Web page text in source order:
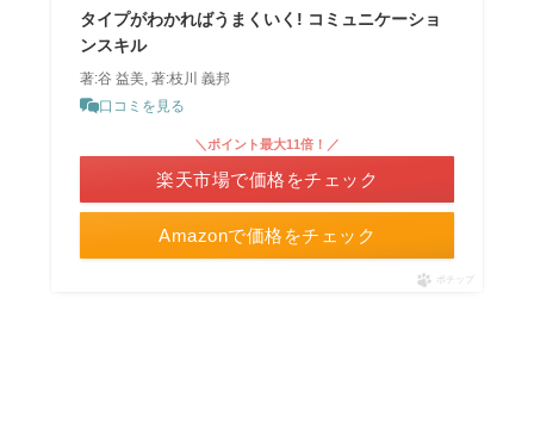
タイプがわかればうまくいく! コミュニケーショ
ンスキル
著:谷 益美, 著:枝川 義邦
口コミを見る
Amazonで価格をチェック
＼ポイント最大11倍！／
楽天市場で価格をチェック
ポチップ